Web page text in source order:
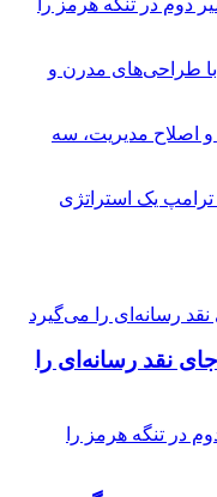
با طراحی‌های مدرن و
و اصلاح مدیریت، سه
ترامپ یک استراتژی
نقد رسانه‌ای را